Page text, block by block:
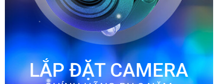
LẮP ĐẶT CAMERA